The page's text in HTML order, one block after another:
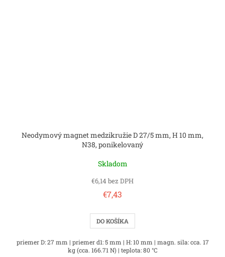
Neodymový magnet medzikružie D 27/5 mm, H 10 mm,
N38, ponikelovaný
Skladom
€6,14 bez DPH
€7,43
DO KOŠÍKA
priemer D: 27 mm | priemer d1: 5 mm | H: 10 mm | magn. sila: cca. 17
kg (cca. 166.71 N) | teplota: 80 °C